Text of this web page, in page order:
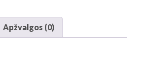
Apžvalgos (0)